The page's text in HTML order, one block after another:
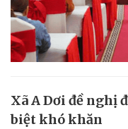
Xã A Dơi đề nghị
biệt khó khăn